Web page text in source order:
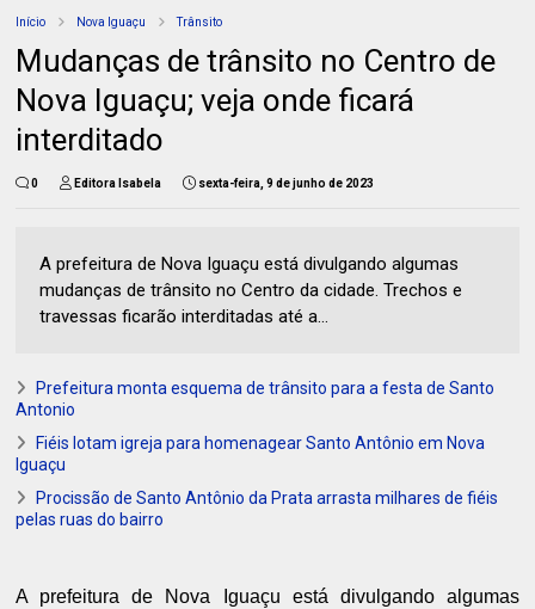
Início Nova Iguaçu Trânsito
Mudanças de trânsito no Centro de
Nova Iguaçu; veja onde ficará
interditado
0 Editora Isabela sexta-feira, 9 de junho de 2023
A prefeitura de Nova Iguaçu está divulgando algumas
mudanças de trânsito no Centro da cidade. Trechos e
travessas ficarão interditadas até a...
Prefeitura monta esquema de trânsito para a festa de Santo
Antonio
Fiéis lotam igreja para homenagear Santo Antônio em Nova
Iguaçu
Procissão de Santo Antônio da Prata arrasta milhares de fiéis
pelas ruas do bairro
A prefeitura de Nova Iguaçu está divulgando algumas